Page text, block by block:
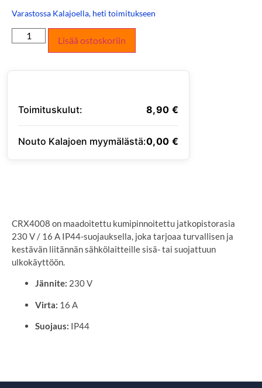
Varastossa Kalajoella, heti toimitukseen
Lisää ostoskoriin
Toimituskulut: 8,90 €
Nouto Kalajoen myymälästä:0,00 €
CRX4008 on maadoitettu kumipinnoitettu jatkopistorasia
230 V / 16 A IP44-suojauksella, joka tarjoaa turvallisen ja
kestävän liitännän sähkölaitteille sisä- tai suojattuun
ulkokäyttöön.
Jännite: 230 V
Virta: 16 A
Suojaus: IP44